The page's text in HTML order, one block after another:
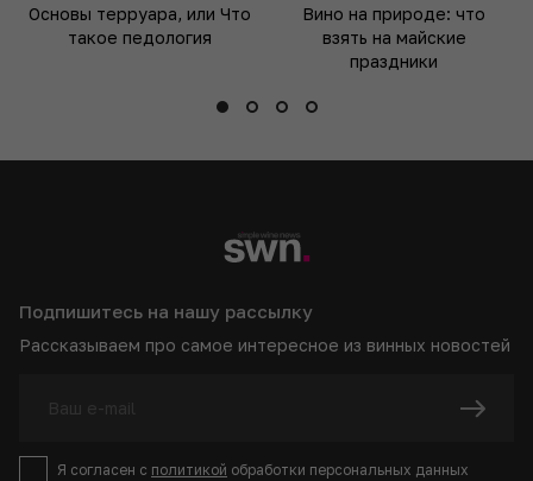
Основы терруара, или Что
такое педология
Вино на природе: что
взять на майские
праздники
Подпишитесь на нашу рассылку
Рассказываем про самое интересное из винных новостей
Я согласен с политикой обработки персональных данных